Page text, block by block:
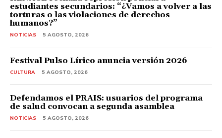
estudiantes secundarios: “¿Vamos a volver a las
torturas o las violaciones de derechos
humanos?”
NOTICIAS 5 AGOSTO, 2026
Festival Pulso Lírico anuncia versión 2026
CULTURA 5 AGOSTO, 2026
Defendamos el PRAIS: usuarios del programa
de salud convocan a segunda asamblea
NOTICIAS 5 AGOSTO, 2026